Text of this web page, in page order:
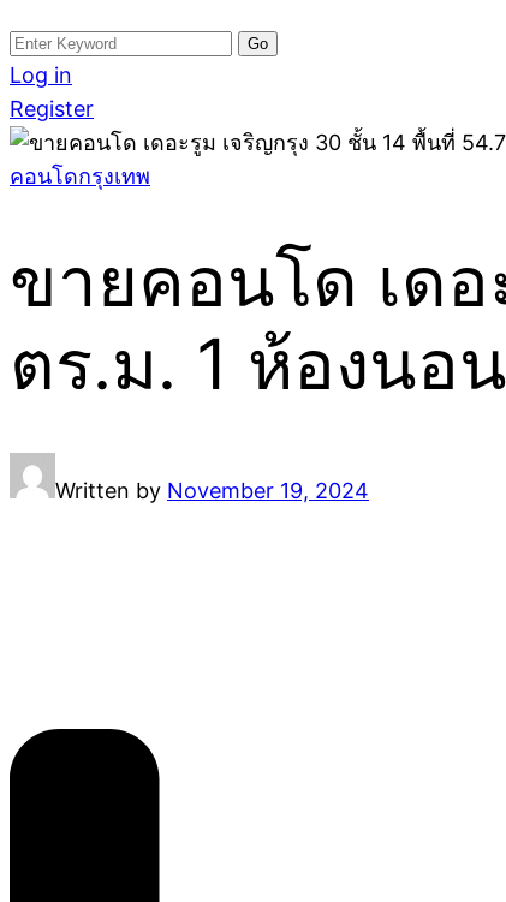
Search
for:
Log in
Register
คอนโดกรุงเทพ
ขายคอนโด เด
ตร.ม. 1 ห้องนอ
Written by November 19, 2024